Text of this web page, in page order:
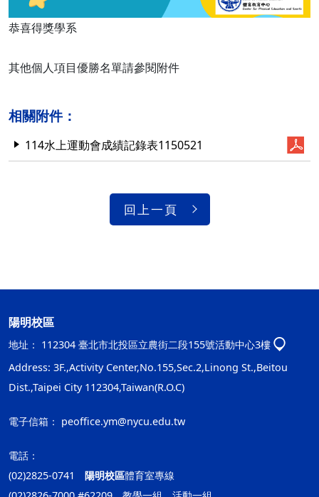
恭喜得獎學系
其他個人項目優勝名單請參閱附件
相關附件：
114水上運動會成績記錄表1150521
回上一頁
陽明校區
地址： 112304 臺北市北投區立農街二段155號活動中心3樓
Address: 3F.,Activity Center,No.155,Sec.2,Linong St.,Beitou
Dist.,Taipei City 112304,Taiwan(R.O.C)
電子信箱： peoffice.ym@nycu.edu.tw
電話：
(02)2825-0741 陽明校區體育室專線